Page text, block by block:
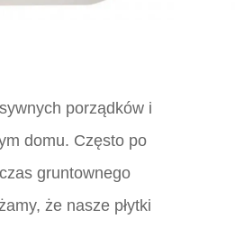
porządków i
domu. Często po
gruntownego
że nasze płytki